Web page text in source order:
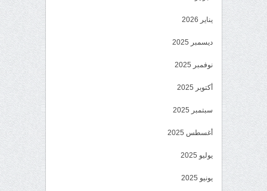
يناير 2026
ديسمبر 2025
نوفمبر 2025
أكتوبر 2025
سبتمبر 2025
أغسطس 2025
يوليو 2025
يونيو 2025